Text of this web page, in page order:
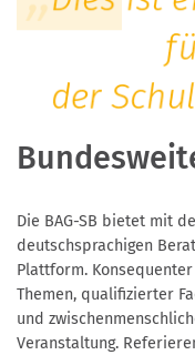
Die BAG-SB bietet mit
deutschsprachigen
Plattform.
Themen, qualifizierter
und
Veranstaltung.